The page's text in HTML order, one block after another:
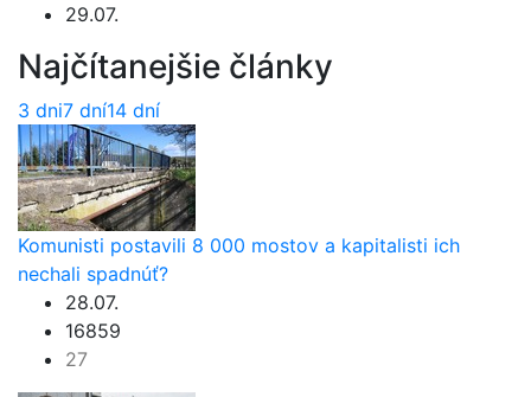
29.07.
Najčítanejšie články
3 dni7 dní14 dní
Komunisti postavili 8 000 mostov a kapitalisti ich
nechali spadnúť?
28.07.
16859
27